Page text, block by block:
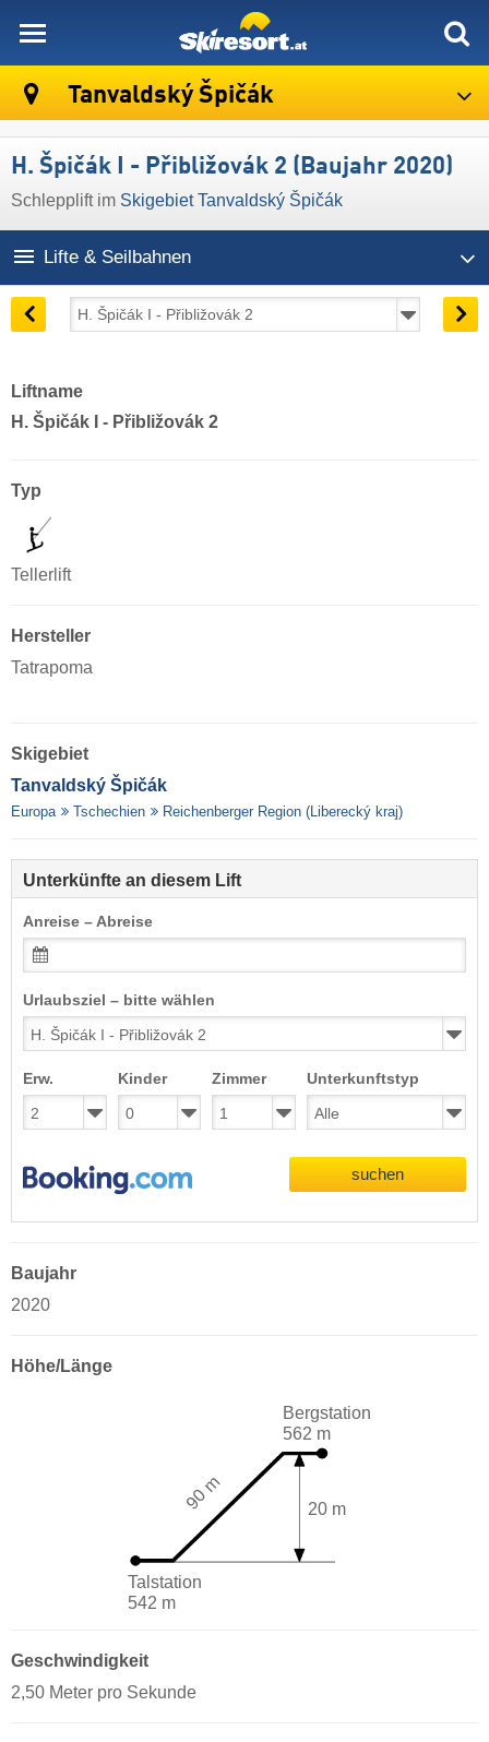
Tanvaldský Špičák
H. Špičák I - Přibližovák 2 (Baujahr 2020)
Schlepplift im Skigebiet Tanvaldský Špičák
Lifte & Seilbahnen
Liftname
H. Špičák I - Přibližovák 2
Typ
Tellerlift
Hersteller
Tatrapoma
Skigebiet
Tanvaldský Špičák
Europa Tschechien Reichenberger Region (Liberecký kraj)
Unterkünfte an diesem Lift
Anreise – Abreise
Urlaubsziel – bitte wählen
Erw. Kinder Zimmer Unterkunftstyp
suchen
Baujahr
2020
Höhe/Länge
Talstation
542 m
Bergstation
562 m
20 m
90 m
Geschwindigkeit
2,50 Meter pro Sekunde